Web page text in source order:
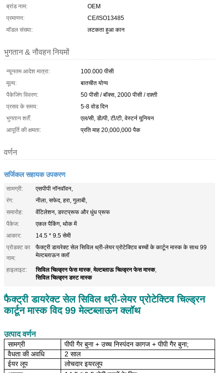
ब्रांड नाम:
OEM
प्रमाणन:
CE/ISO13485
मॉडल संख्या:
लटकता हुआ कान
भुगतान & नौवहन नियमों
न्यूनतम आदेश मात्रा:
100.000 पीसी
मूल्य:
बातचीत योग्य
पैकेजिंग विवरण:
50 पीसी / बॉक्स, 2000 पीसी / दफ़्ती
प्रसव के समय:
5-8 वोड दिन
भुगतान शर्तें:
एल/सी, डी/पी, टी/टी, वेस्टर्न यूनियन
आपूर्ति की क्षमता:
प्रति माह 20,000,000 पैक
वर्णन
सर्जिकल सहायक उपकरण
सामग्री:
एसपीपी नॉनवॉवन,
रंग:
नीला, सफेद, हरा, गुलाबी,
समारोह:
वेंटिलेशन, डस्टप्रूफ और धुंध प्रूफ
पैकेज:
एकल पैकिंग, थोक में
आकार:
14.5 * 9.5 सेमी
प्रोडक्ट का
नाम:
फैक्ट्री डायरेक्ट सेल सिविल थ्री-लेयर प्रोटेक्टिव बच्चों के कार्टून मास्क के साथ 99
मेल्टब्लाऊन क्लॉ
हाइलाइट: सिविल चिल्ड्रन फेस मास्क,मेल्टब्लाऊ चिल्ड्रन फेस मास्क,
सिविल चिल्ड्रन डस्ट मास्क
फैक्ट्री डायरेक्ट सेल सिविल थ्री-लेयर प्रोटेक्टिव चिल्ड्रन
कार्टून मास्क विद 99 मेल्टब्लाऊन क्लॉथ
उत्पाद वर्णन
सामग्री
पीपी गैर बुना + उच्च निस्पंदन कागज + पीपी गैर बुना;
वैधता की अवधि
2 साल
ईयर लूप
लोचदार इयरलूप